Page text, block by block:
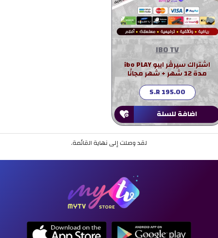
IBO TV
اشتراك سيرڤر ايبو ibo PLAY
مدة 12 شهر + شهر مجانًا
S.R 195.00
اضافة للسلة
لقد وصلت إلى نهاية القائمة.